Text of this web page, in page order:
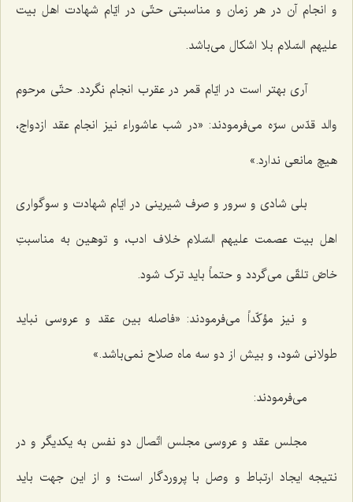
و انجام آن در هر زمان و مناسبتی حتّی در ایّام شهادت اهل بیت
علیهم السّلام بلا اشکال می‌باشد.
آری بهتر است در ایّام قمر در عقرب انجام نگردد. حتّی مرحوم
والد قدّس سرّه می‌فرمودند: «در شب عاشوراء نیز انجام عقد ازدواج،
هیچ مانعی ندارد.»
بلی شادی و سرور و صرف شیرینی در ایّام شهادت و سوگواری
اهل بیت عصمت علیهم السّلام خلاف ادب، و توهین به مناسبتِ
خاصّ تلقّی می‌گردد و حتماً باید ترک شود.
و نیز مؤکّداً می‌فرمودند: «فاصله بین عقد و عروسی نباید
طولانی شود، و بیش از دو سه ماه صلاح نمی‌باشد.»
می‌فرمودند:
مجلس عقد و عروسی مجلس اتّصال دو نفس به یکدیگر و در
نتیجه ایجاد ارتباط و وصل با پروردگار است؛ و از این جهت باید